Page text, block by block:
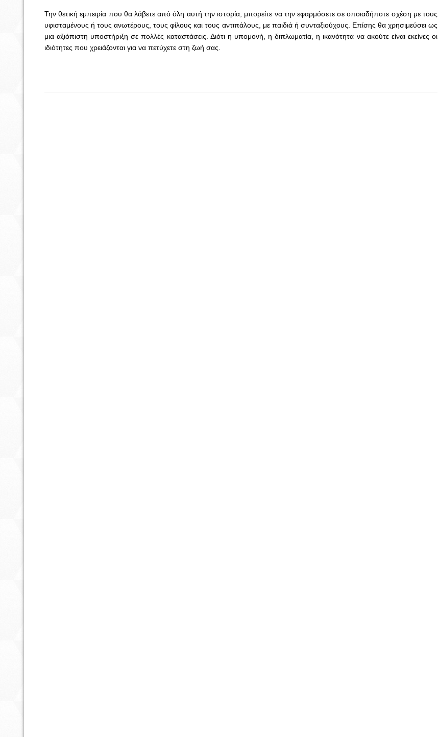
Την θετική εμπειρία που θα λάβετε από όλη αυτή την ιστορία, μπορείτε να την εφαρμόσετε σε οποιαδήποτε σχέση με τους
υφισταμένους ή τους ανωτέρους, τους φίλους και τους αντιπάλους, με παιδιά ή συνταξιούχους. Επίσης θα χρησιμεύσει ως
μια αξιόπιστη υποστήριξη σε πολλές καταστάσεις. Διότι η υπομονή, η διπλωματία, η ικανότητα να ακούτε είναι εκείνες οι
ιδιότητες που χρειάζονται για να πετύχετε στη ζωή σας.